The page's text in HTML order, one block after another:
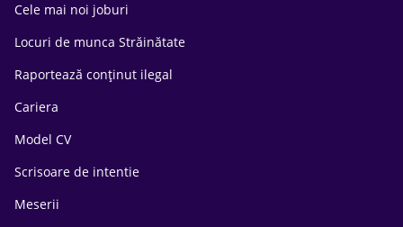
Cele mai noi joburi
Locuri de munca Străinătate
Raportează conținut ilegal
Cariera
Model CV
Scrisoare de intentie
Meserii